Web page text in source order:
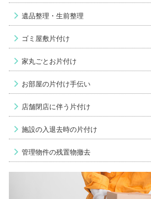
遺品整理・生前整理
ゴミ屋敷片付け
家丸ごとお片付け
お部屋の片付け手伝い
店舗閉店に伴う片付け
施設の入退去時の片付け
管理物件の残置物撤去